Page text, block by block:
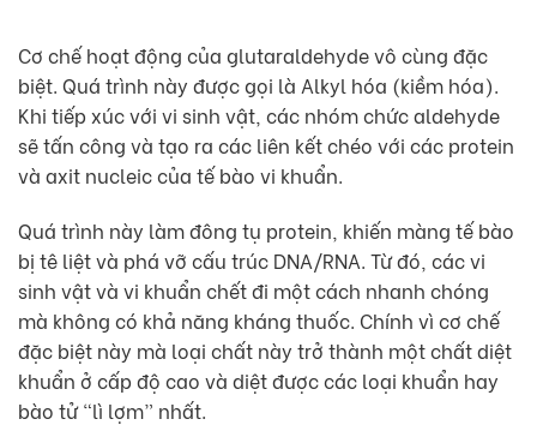
Cơ chế hoạt động của glutaraldehyde vô cùng đặc
biệt. Quá trình này được gọi là Alkyl hóa (kiềm hóa).
Khi tiếp xúc với vi sinh vật, các nhóm chức aldehyde
sẽ tấn công và tạo ra các liên kết chéo với các protein
và axit nucleic của tế bào vi khuẩn.
Quá trình này làm đông tụ protein, khiến màng tế bào
bị tê liệt và phá vỡ cấu trúc DNA/RNA. Từ đó, các vi
sinh vật và vi khuẩn chết đi một cách nhanh chóng
mà không có khả năng kháng thuốc. Chính vì cơ chế
đặc biệt này mà loại chất này trở thành một chất diệt
khuẩn ở cấp độ cao và diệt được các loại khuẩn hay
bào tử “lì lợm” nhất.